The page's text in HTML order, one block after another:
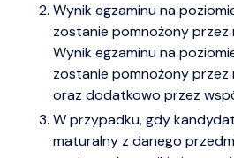
Wynik egzaminu na
zostanie pomnożony przez
Wynik egzaminu na
zostanie pomnożony
oraz dodatkowo przez
W przypadku, gdy
maturalny z danego